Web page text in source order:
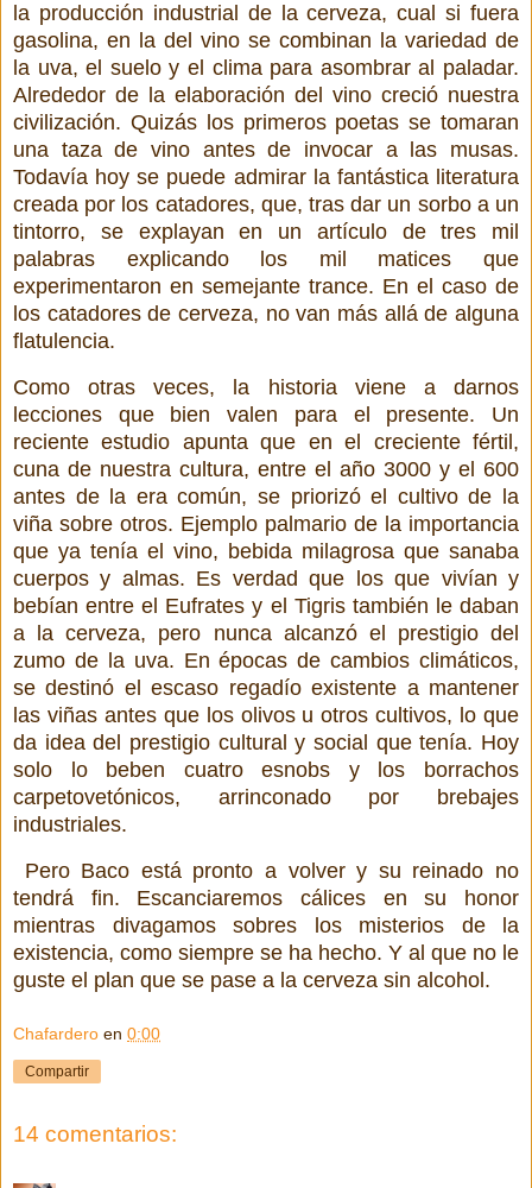
la producción industrial de la cerveza, cual si fuera
gasolina, en la del vino se combinan la variedad de
la uva, el suelo y el clima para asombrar al paladar.
Alrededor de la elaboración del vino creció nuestra
civilización. Quizás los primeros poetas se tomaran
una taza de vino antes de invocar a las musas.
Todavía hoy se puede admirar la fantástica literatura
creada por los catadores, que, tras dar un sorbo a un
tintorro, se explayan en un artículo de tres mil
palabras explicando los mil matices que
experimentaron en semejante trance. En el caso de
los catadores de cerveza, no van más allá de alguna
flatulencia.
Como otras veces, la historia viene a darnos
lecciones que bien valen para el presente. Un
reciente estudio apunta que en el creciente fértil,
cuna de nuestra cultura, entre el año 3000 y el 600
antes de la era común, se priorizó el cultivo de la
viña sobre otros. Ejemplo palmario de la importancia
que ya tenía el vino, bebida milagrosa que sanaba
cuerpos y almas. Es verdad que los que vivían y
bebían entre el Eufrates y el Tigris también le daban
a la cerveza, pero nunca alcanzó el prestigio del
zumo de la uva. En épocas de cambios climáticos,
se destinó el escaso regadío existente a mantener
las viñas antes que los olivos u otros cultivos, lo que
da idea del prestigio cultural y social que tenía. Hoy
solo lo beben cuatro esnobs y los borrachos
carpetovetónicos, arrinconado por brebajes
industriales.
Pero Baco está pronto a volver y su reinado no
tendrá fin. Escanciaremos cálices en su honor
mientras divagamos sobres los misterios de la
existencia, como siempre se ha hecho. Y al que no le
guste el plan que se pase a la cerveza sin alcohol.
Chafardero en 0:00
Compartir
14 comentarios: